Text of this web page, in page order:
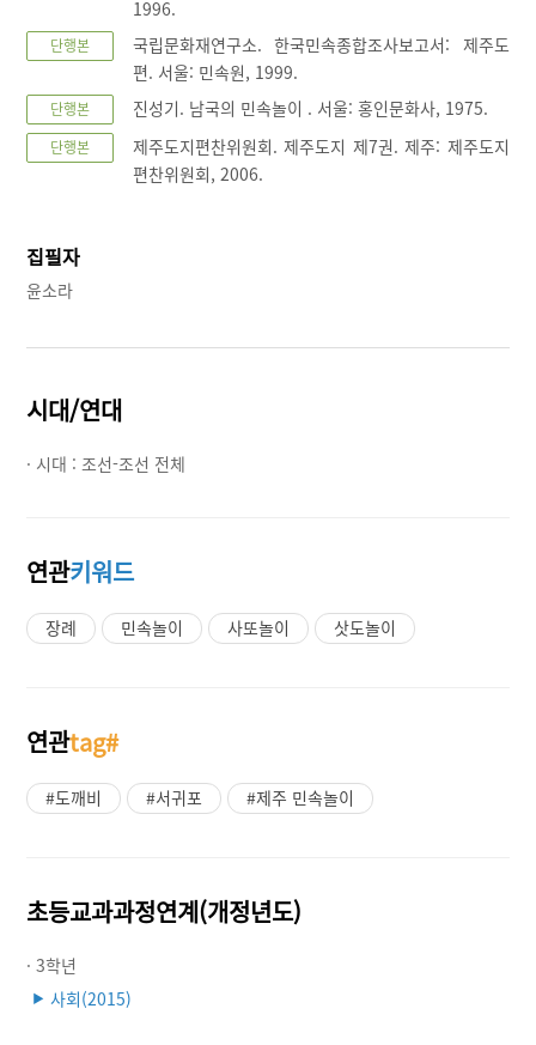
1996.
단행본
국립문화재연구소. 한국민속종합조사보고서: 제주도
편. 서울: 민속원, 1999.
단행본 진성기. 남국의 민속놀이 . 서울: 홍인문화사, 1975.
단행본
제주도지편찬위원회. 제주도지 제7권. 제주: 제주도지
편찬위원회, 2006.
집필자
윤소라
시대/연대
· 시대 :조선-조선 전체
연관키워드
장례 민속놀이 사또놀이 삿도놀이
연관tag#
#도깨비 #서귀포 #제주 민속놀이
초등교과과정연계(개정년도)
· 3학년
▶ 사회(2015)